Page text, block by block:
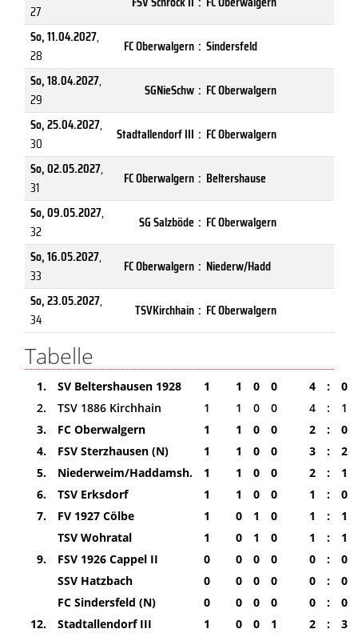
27
So, 11.04.2027,
28
FC Oberwalgern : Sindersfeld
So, 18.04.2027,
29
SGNieSchw : FC Oberwalgern
So, 25.04.2027,
30
Stadtallendorf III : FC Oberwalgern
So, 02.05.2027,
31
FC Oberwalgern : Beltershause
So, 09.05.2027,
32
SG Salzböde : FC Oberwalgern
So, 16.05.2027,
33
FC Oberwalgern : Niederw/Hadd
So, 23.05.2027,
34
TSVKirchhain : FC Oberwalgern
Tabelle
1. SV Beltershausen 1928 1 1 0 0 4 :
0
2.
TSV 1886 Kirchhain 1 1 0 0 4 :
1
3.
FC Oberwalgern 1 1 0 0 2 :
0
4.
FSV Sterzhausen (N) 1 1 0 0 3 :
2
5.
Niederweim/Haddamsh. 1 1 0 0 2 :
1
6.
TSV Erksdorf 1 1 0 0 1 :
0
7.
FV 1927 Cölbe 1 0 1 0 1 :
1
TSV Wohratal
1 0 1 0 1 :
1
9.
FSV 1926 Cappel II 0 0 0 0 0 :
0
SSV Hatzbach
0 0 0 0 0 :
0
FC Sindersfeld (N)
0 0 0 0 0 :
0
12.
Stadtallendorf III 1 0 0 1 2 :
3